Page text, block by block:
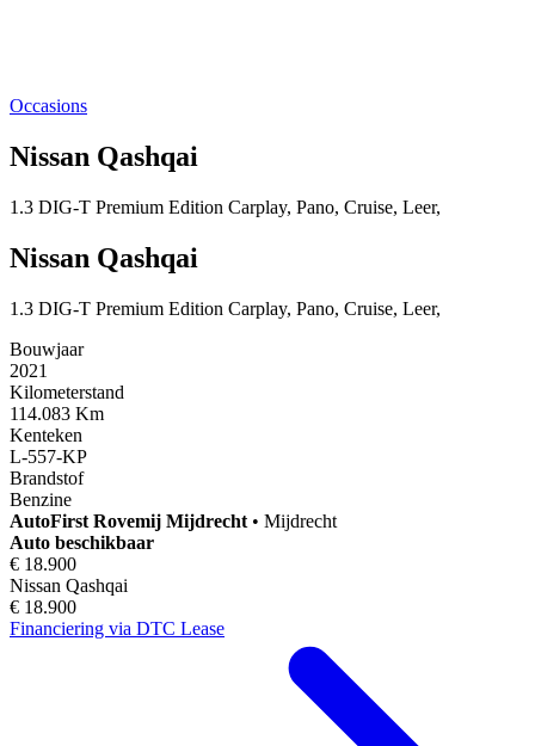
Occasions
Nissan Qashqai
1.3 DIG-T Premium Edition Carplay, Pano, Cruise, Leer,
Nissan Qashqai
1.3 DIG-T Premium Edition Carplay, Pano, Cruise, Leer,
Bouwjaar
2021
Kilometerstand
114.083 Km
Kenteken
L-557-KP
Brandstof
Benzine
AutoFirst Rovemij Mijdrecht • Mijdrecht
Auto beschikbaar
€ 18.900
Nissan Qashqai
€ 18.900
Financiering via DTC Lease